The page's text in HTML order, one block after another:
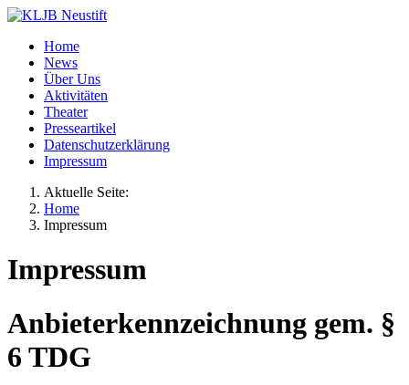
Home
News
Über Uns
Aktivitäten
Theater
Presseartikel
Datenschutzerklärung
Impressum
Aktuelle Seite:
Home
Impressum
Impressum
Anbieterkennzeichnung gem. §
6 TDG